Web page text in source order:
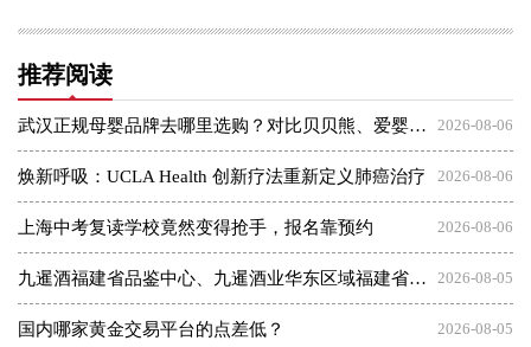
推荐阅读
2026-08-06
武汉正规母婴品牌去哪里选购？对比贝贝熊、爱婴坊、乐婴等本地品牌与孩子王
2026-08-06
焕新呼吸：UCLA Health 创新疗法重新定义肺癌治疗
2026-08-06
上海中考复读学校竟然变得抢手，报名靠预约
2026-08-05
九暹酒福建省品鉴中心、九暹酒业华东区域福建省办事处：御隆艺术馆
2026-08-05
国内哪家黄金交易平台的点差低？